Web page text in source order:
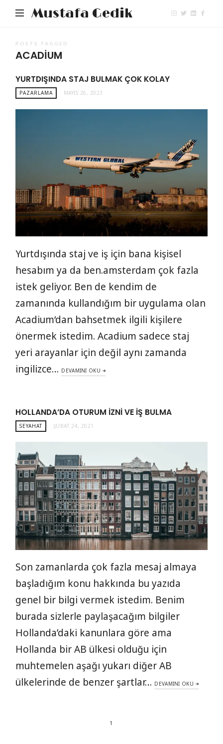
Mustafa Gedik
POSTS TAGGED
ACADIUM
YURTDIŞINDA STAJ BULMAK ÇOK KOLAY
PAZARLAMA MAYIS 26, 2023
Yurtdışında staj ve iş için bana kişisel
hesabım ya da ben.amsterdam çok fazla
istek geliyor. Ben de kendim de
zamanında kullandığım bir uygulama olan
Acadium‘dan bahsetmek ilgili kişilere
önermek istedim. Acadium sadece staj
yeri arayanlar için değil aynı zamanda
ingilizce… DEVAMINI OKU
HOLLANDA’DA OTURUM İZNI VE İŞ BULMA
SEYAHAT ŞUBAT 24, 2021
Son zamanlarda çok fazla mesaj almaya
başladığım konu hakkında bu yazıda
genel bir bilgi vermek istedim. Benim
burada sizlerle paylaşacağım bilgiler
Hollanda’daki kanunlara göre ama
Hollanda bir AB ülkesi olduğu için
muhtemelen aşağı yukarı diğer AB
ülkelerinde de benzer şartlar… DEVAMINI OKU
1